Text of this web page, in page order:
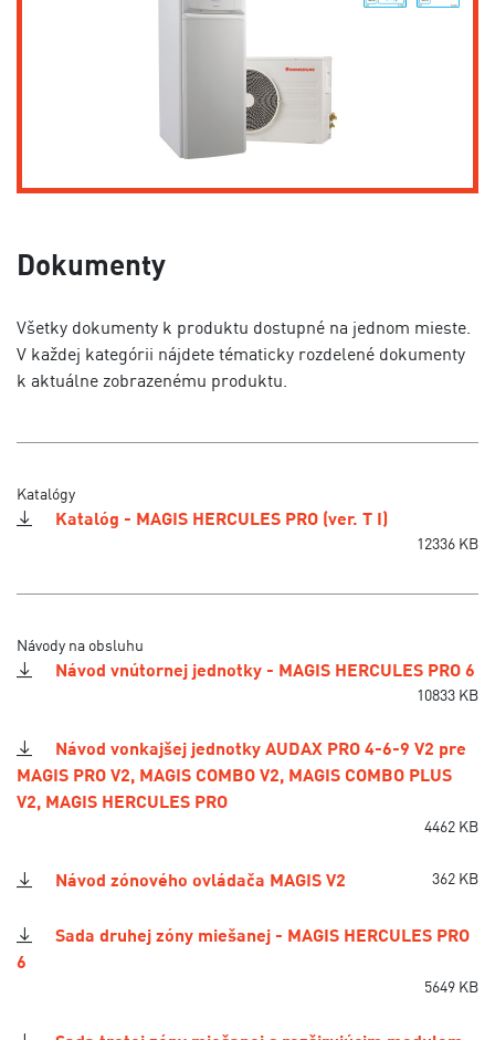
Dokumenty
Všetky dokumenty k produktu dostupné na jednom mieste.
V každej kategórii nájdete tématicky rozdelené dokumenty
k aktuálne zobrazenému produktu.
Katalógy
Katalóg - MAGIS HERCULES PRO (ver. T I)
12336 KB
Návody na obsluhu
Návod vnútornej jednotky - MAGIS HERCULES PRO 6
10833 KB
Návod vonkajšej jednotky AUDAX PRO 4-6-9 V2 pre
MAGIS PRO V2, MAGIS COMBO V2, MAGIS COMBO PLUS
V2, MAGIS HERCULES PRO
4462 KB
Návod zónového ovládača MAGIS V2 362 KB
Sada druhej zóny miešanej - MAGIS HERCULES PRO
6
5649 KB